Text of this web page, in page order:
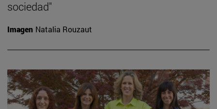
sociedad"
Imagen Natalia Rouzaut